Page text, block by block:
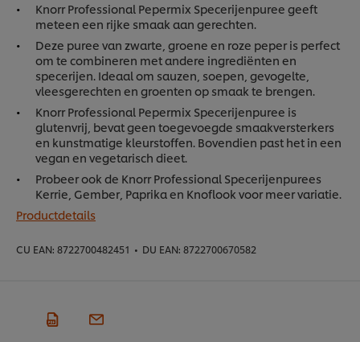
Knorr Professional Pepermix Specerijenpuree geeft
meteen een rijke smaak aan gerechten.
Deze puree van zwarte, groene en roze peper is perfect
om te combineren met andere ingrediënten en
specerijen. Ideaal om sauzen, soepen, gevogelte,
vleesgerechten en groenten op smaak te brengen.
Knorr Professional Pepermix Specerijenpuree is
glutenvrij, bevat geen toegevoegde smaakversterkers
en kunstmatige kleurstoffen. Bovendien past het in een
vegan en vegetarisch dieet.
Probeer ook de Knorr Professional Specerijenpurees
Kerrie, Gember, Paprika en Knoflook voor meer variatie.
Productdetails
CU EAN: 8722700482451 • DU EAN: 8722700670582